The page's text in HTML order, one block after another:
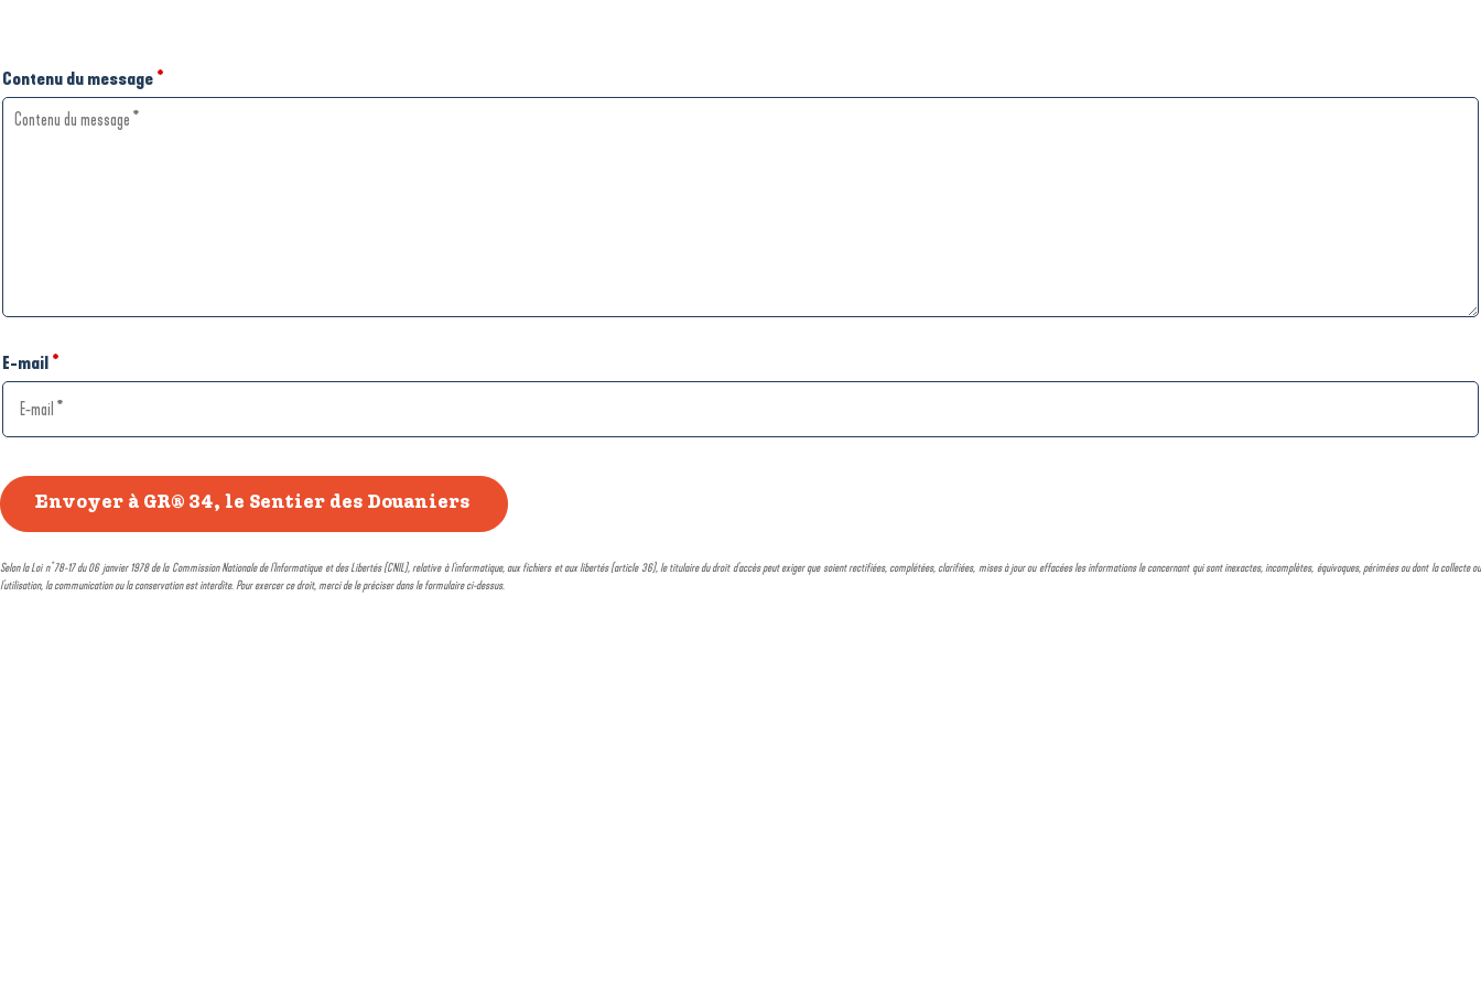
Contenu du message *
E-mail *
Selon la Loi n° 78-17 du 06 janvier 1978 de la Commission Nationale de l'Informatique et des Libertés (CNIL), relative à l'informatique, aux fichiers et aux libertés (article 36), le titulaire du droit d'accès peut exiger que soient rectifiées, complétées, clarifiées, mises à jour ou effacées les informations le concernant qui sont inexactes, incomplètes, équivoques, périmées ou dont la collecte ou
l'utilisation, la communication ou la conservation est interdite. Pour exercer ce droit, merci de le préciser dans le formulaire ci-dessus.